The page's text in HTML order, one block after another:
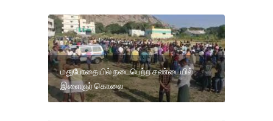
மதுபோதையில் நடைபெற்ற சண்டையில்
இளைஞர் கொலை